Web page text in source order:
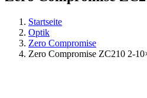
Startseite
Optik
Zero Compromise
Zero Compromise ZC210 2-